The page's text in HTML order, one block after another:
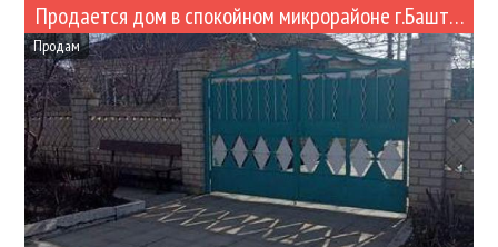
Продается дом в спокойном микрорайоне г.Баштанка (№394-46)
Продам